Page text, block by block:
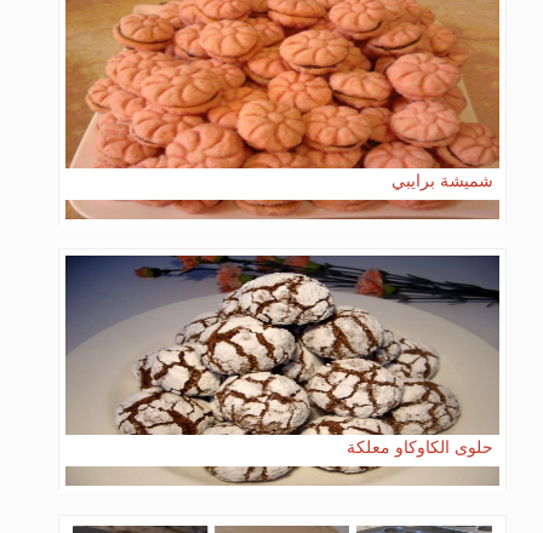
شميشة برايبي
حلوى الكاوكاو معلكة